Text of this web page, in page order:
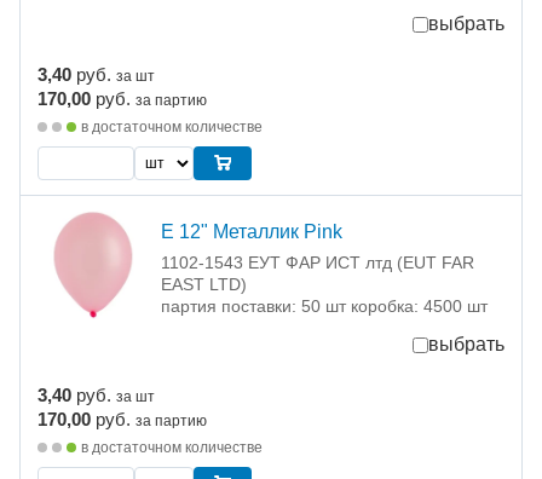
выбрать
3,40 руб. за шт
170,00 руб. за партию
в достаточном количестве
Е 12" Металлик Pink
1102-1543 ЕУТ ФАР ИСТ лтд (EUT FAR
EAST LTD)
партия поставки: 50 шт коробка: 4500 шт
выбрать
3,40 руб. за шт
170,00 руб. за партию
в достаточном количестве